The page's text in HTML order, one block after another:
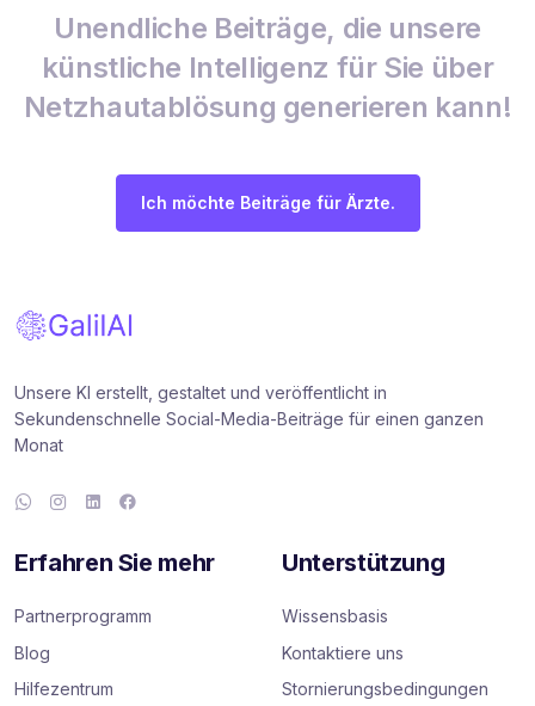
Unendliche Beiträge, die unsere
künstliche Intelligenz für Sie über
Netzhautablösung generieren kann!
Ich möchte Beiträge für Ärzte.
Unsere KI erstellt, gestaltet und veröffentlicht in
Sekundenschnelle Social-Media-Beiträge für einen ganzen
Monat
Erfahren Sie mehr
Partnerprogramm
Blog
Hilfezentrum
Unterstützung
Wissensbasis
Kontaktiere uns
Stornierungsbedingungen